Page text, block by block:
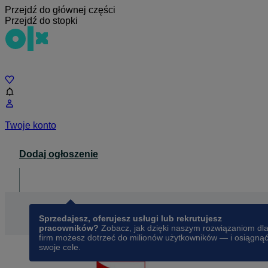
Przejdź do głównej części
Przejdź do stopki
Twoje konto
Dodaj ogłoszenie
Sprzedajesz, oferujesz usługi lub rekrutujesz
pracowników? Zobacz, jak dzięki naszym rozwiązaniom dla
firm możesz dotrzeć do milionów użytkowników — i osiągnąć
swoje cele.